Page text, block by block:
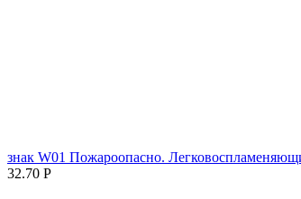
знак W01 Пожароопасно.
32.70 Р